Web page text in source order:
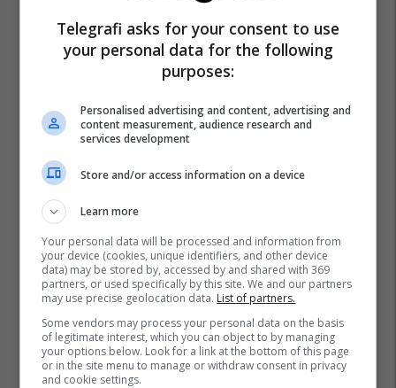
Telegrafi asks for your consent to use
your personal data for the following
purposes:
Personalised advertising and content, advertising and
content measurement, audience research and
services development
Store and/or access information on a device
Learn more
Your personal data will be processed and information from
your device (cookies, unique identifiers, and other device
data) may be stored by, accessed by and shared with 369
partners, or used specifically by this site. We and our partners
may use precise geolocation data. List of partners.
Some vendors may process your personal data on the basis
of legitimate interest, which you can object to by managing
your options below. Look for a link at the bottom of this page
or in the site menu to manage or withdraw consent in privacy
and cookie settings.